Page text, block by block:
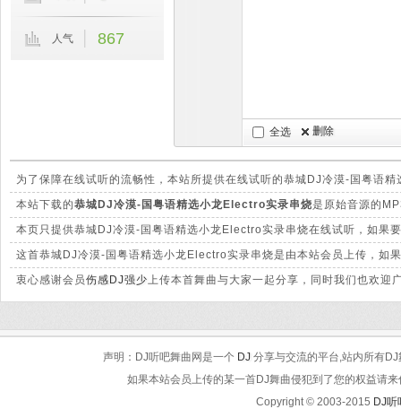
全选 删除
人气 867
为了保障在线试听的流畅性，本站所提供在线试听的恭城DJ冷漠-国粤语
别。
本站下载的恭城DJ冷漠-国粤语精选小龙Electro实录串烧是原始音源的
本页只提供恭城DJ冷漠-国粤语精选小龙Electro实录串烧在线试听，如果
这首恭城DJ冷漠-国粤语精选小龙Electro实录串烧是由本站会员上传，如
衷心感谢会员伤感DJ强少上传本首舞曲与大家一起分享，同时我们也欢迎
声明：DJ听吧舞曲网是一个 DJ 分享与交流的平台,站内所有
如果本站会员上传的某一首DJ舞曲侵犯到了您的权益请
Copyright © 2003-2015 DJ